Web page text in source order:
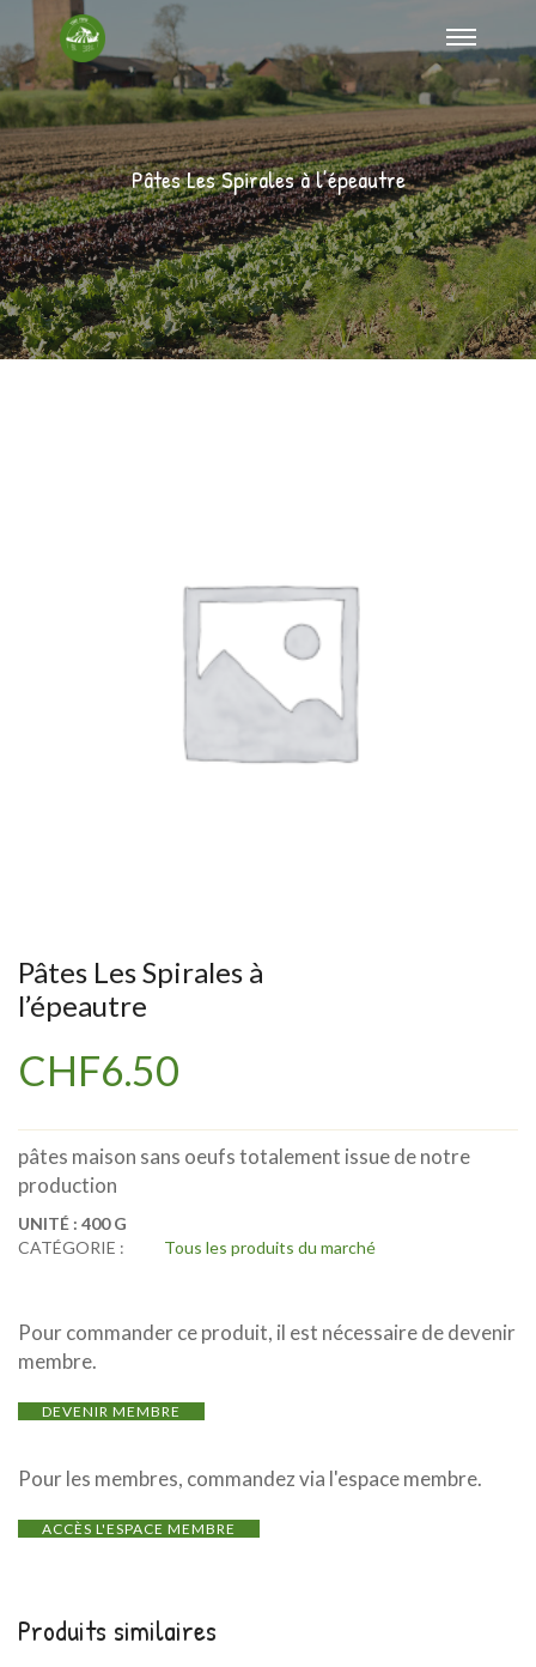
Pâtes Les Spirales à l’épeautre
Pâtes Les Spirales à
l’épeautre
CHF6.50
pâtes maison sans oeufs totalement issue de notre
production
UNITÉ : 400 G
CATÉGORIE :
Tous les produits du marché
Pour commander ce produit, il est nécessaire de devenir
membre.
DEVENIR MEMBRE
Pour les membres, commandez via l'espace membre.
ACCÈS L'ESPACE MEMBRE
Produits similaires